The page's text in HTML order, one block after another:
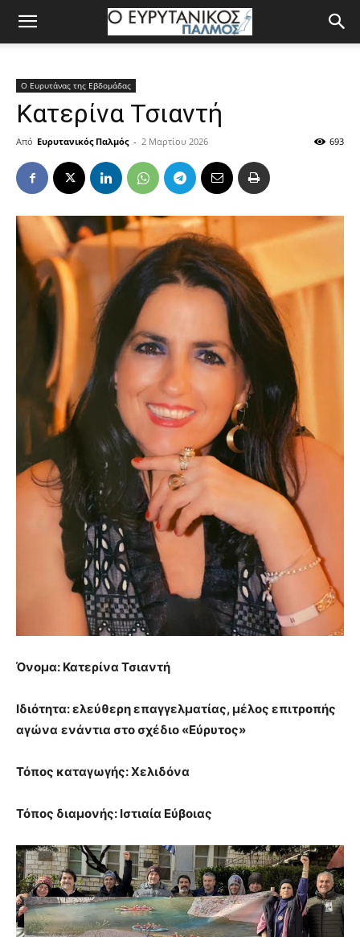
Ο Ευρυτάνας της Εβδομάδας
Κατερίνα Τσιαντή
Από Ευρυτανικός Παλμός - 2 Μαρτίου 2026 693
Όνομα: Κατερίνα Τσιαντή
Ιδιότητα:ελεύθερη επαγγελματίας,μέλος επιτροπής
αγώνα ενάντια στο σχέδιο «Εύρυτος»
Τόπος καταγωγής:Χελιδόνα
Τόπος διαμονής: Ιστιαία Εύβοιας